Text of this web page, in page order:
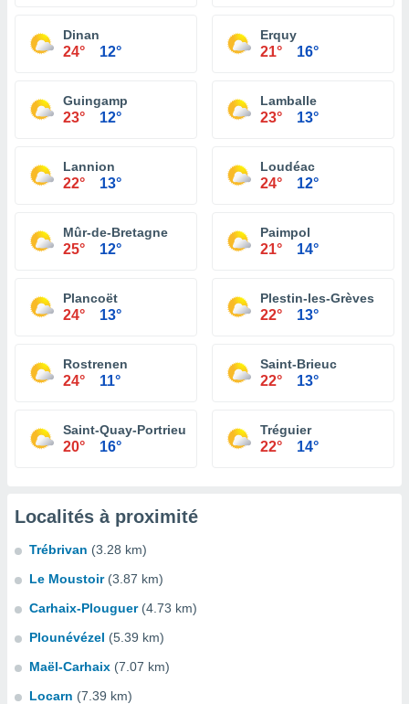
Dinan
24° 12°
Erquy
21° 16°
Guingamp
23° 12°
Lamballe
23° 13°
Lannion
22° 13°
Loudéac
24° 12°
Mûr-de-Bretagne
25° 12°
Paimpol
21° 14°
Plancoët
24° 13°
Plestin-les-Grèves
22° 13°
Rostrenen
24° 11°
Saint-Brieuc
22° 13°
Saint-Quay-Portrieux
20° 16°
Tréguier
22° 14°
Localités à proximité
Trébrivan (3.28 km)
Le Moustoir (3.87 km)
Carhaix-Plouguer (4.73 km)
Plounévézel (5.39 km)
Maël-Carhaix (7.07 km)
Locarn (7.39 km)